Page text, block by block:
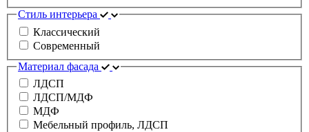
Стиль интерьера
Классический
Современный
Материал фасада
ЛДСП
ЛДСП/МДФ
МДФ
Мебельный профиль, ЛДСП